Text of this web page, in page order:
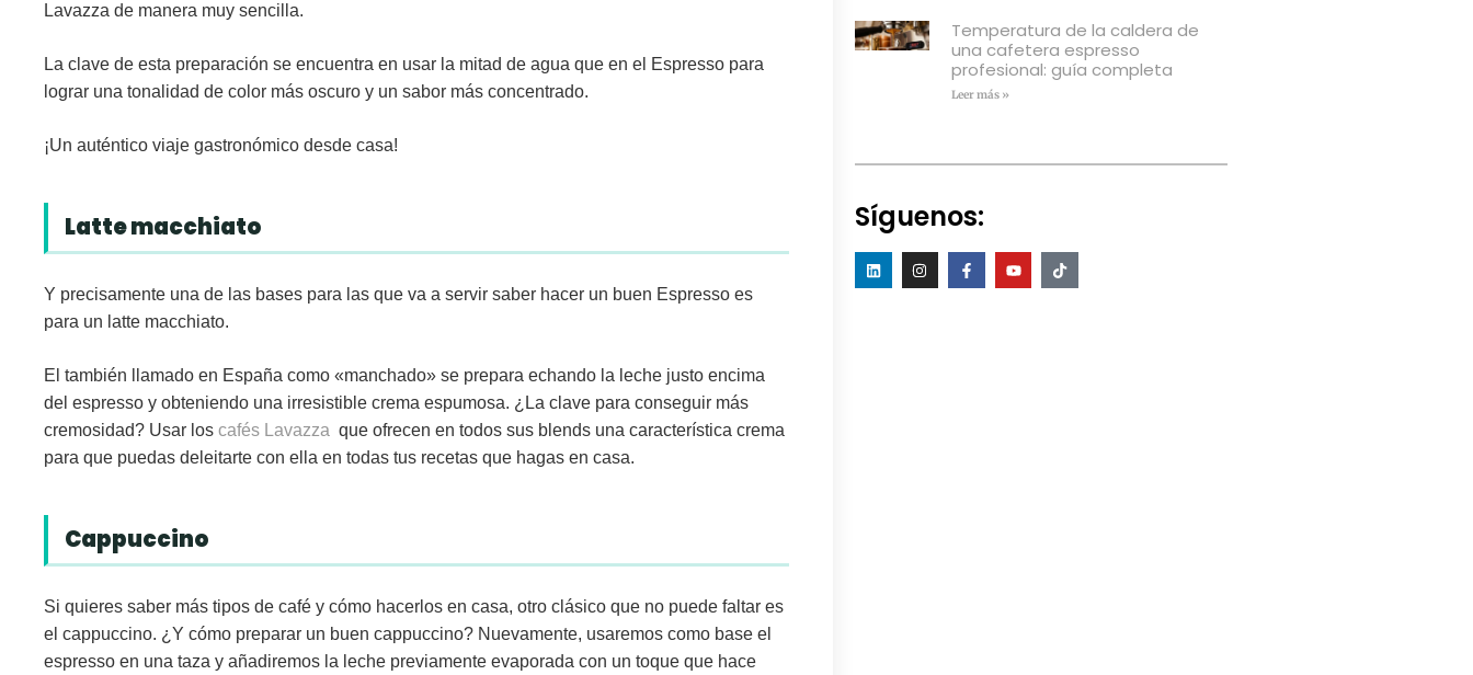
Lavazza de manera muy sencilla.
La clave de esta preparación se encuentra en usar la mitad de agua que en el Espresso para
lograr una tonalidad de color más oscuro y un sabor más concentrado.
¡Un auténtico viaje gastronómico desde casa!
Latte macchiato
Y precisamente una de las bases para las que va a servir saber hacer un buen Espresso es
para un latte macchiato.
El también llamado en España como «manchado» se prepara echando la leche justo encima
del espresso y obteniendo una irresistible crema espumosa. ¿La clave para conseguir más
cremosidad? Usar los cafés Lavazza que ofrecen en todos sus blends una característica crema
para que puedas deleitarte con ella en todas tus recetas que hagas en casa.
Cappuccino
Si quieres saber más tipos de café y cómo hacerlos en casa, otro clásico que no puede faltar es
el cappuccino. ¿Y cómo preparar un buen cappuccino? Nuevamente, usaremos como base el
espresso en una taza y añadiremos la leche previamente evaporada con un toque que hace
Temperatura de la caldera de
una cafetera espresso
profesional: guía completa
Leer más »
Síguenos: